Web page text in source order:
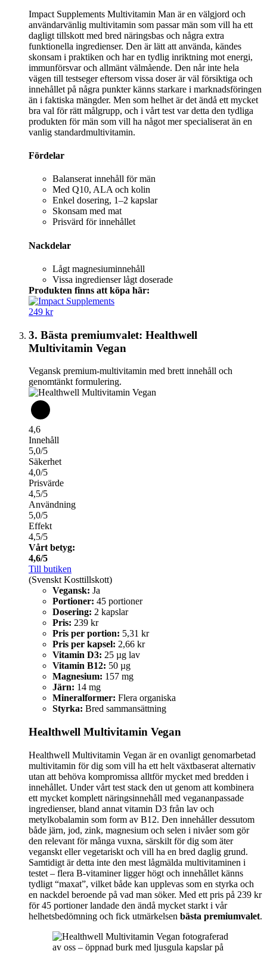
Impact Supplements Multivitamin Man är en välgjord och
användarvänlig multivitamin som passar män som vill ha ett
dagligt tillskott med bred näringsbas och några extra
funktionella ingredienser. Den är lätt att använda, kändes
skonsam i praktiken och har en tydlig inriktning mot energi,
immunförsvar och allmänt välmående. Den når inte hela
vägen till testseger eftersom vissa doser är väl försiktiga och
innehållet på några punkter känns starkare i marknadsföringen
än i faktiska mängder. Men som helhet är det ändå ett mycket
bra val för rätt målgrupp, och i vårt test var detta den tydliga
produkten för män som vill ha något mer specialiserat än en
vanlig standardmultivitamin.
Fördelar
Balanserat innehåll för män
Med Q10, ALA och kolin
Enkel dosering, 1–2 kapslar
Skonsam med mat
Prisvärd för innehållet
Nackdelar
Lågt magnesiuminnehåll
Vissa ingredienser lågt doserade
Produkten finns att köpa här:
249 kr
3. Bästa premiumvalet: Healthwell
Multivitamin Vegan
Vegansk premium-multivitamin med brett innehåll och
genomtänkt formulering.
4,6
Innehåll
5,0/5
Säkerhet
4,0/5
Prisvärde
4,5/5
Användning
5,0/5
Effekt
4,5/5
Vårt betyg:
4,6/5
Till butiken
(Svenskt Kosttillskott)
Vegansk: Ja
Portioner: 45 portioner
Dosering: 2 kapslar
Pris: 239 kr
Pris per portion: 5,31 kr
Pris per kapsel: 2,66 kr
Vitamin D3: 25 µg lav
Vitamin B12: 50 µg
Magnesium: 157 mg
Järn: 14 mg
Mineralformer: Flera organiska
Styrka: Bred sammansättning
Healthwell Multivitamin Vegan
Healthwell Multivitamin Vegan är en ovanligt genomarbetad
multivitamin för dig som vill ha ett helt växtbaserat alternativ
utan att behöva kompromissa alltför mycket med bredden i
innehållet. Under vårt test stack den ut genom att kombinera
ett mycket komplett näringsinnehåll med vegananpassade
ingredienser, bland annat vitamin D3 från lav och
metylkobalamin som form av B12. Den innehåller dessutom
både järn, jod, zink, magnesium och selen i nivåer som gör
den relevant för många vuxna, särskilt för dig som äter
veganskt eller vegetariskt och vill ha en bred daglig grund.
Samtidigt är detta inte den mest lågmälda multivitaminen i
testet – flera B-vitaminer ligger högt och innehållet känns
tydligt “maxat”, vilket både kan upplevas som en styrka och
en nackdel beroende på vad man söker. Med ett pris på 239 kr
för 45 portioner landade den ändå mycket starkt i vår
helhetsbedömning och fick utmärkelsen bästa premiumvalet.